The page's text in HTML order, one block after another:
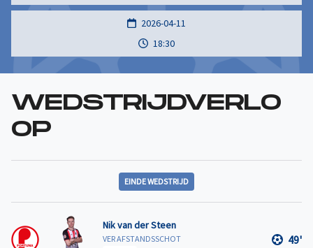
2026-04-11
18:30
WEDSTRIJDVERLO
OP
EINDE WEDSTRIJD
Nik van der Steen
VER AFSTANDSSCHOT
49'